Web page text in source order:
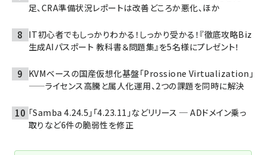
足、CRA準備状況レポートは改善どころか悪化、ほか
IT初心者でもしっかりわかる！しっかり受かる！『徹底攻略Biz
生成AIパスポート 教科書＆問題集』を5名様にプレゼント！
KVMベースの国産仮想化基盤「Prossione Virtualization」
——ライセンス高騰と属人化運用、2つの課題を同時に解決
「Samba 4.24.5」「4.23.11」などリリース ─ ADドメイン乗っ
取りなど6件の脆弱性を修正